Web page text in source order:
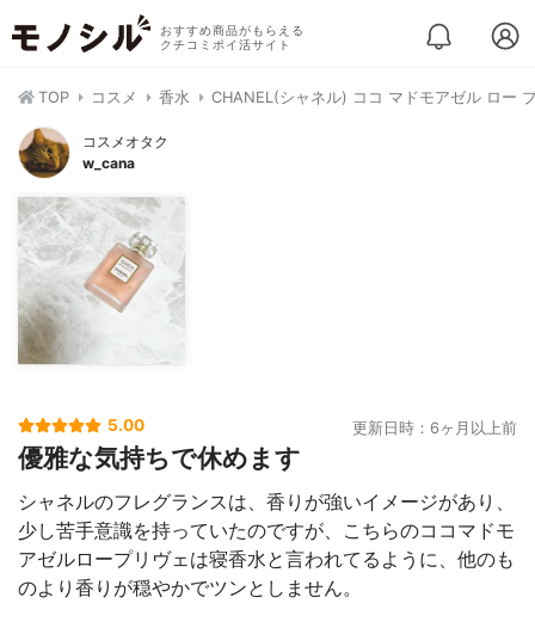
おすすめ商品がもらえる
クチコミポイ活サイト
TOP コスメ 香水 CHANEL(シャネル) ココ マドモアゼル ロー
コスメオタク
w_cana
5.00 更新日時：6ヶ月以上前
優雅な気持ちで休めます
シャネルのフレグランスは、香りが強いイメージがあり、
少し苦手意識を持っていたのですが、こちらのココマドモ
アゼルロープリヴェは寝香水と言われてるように、他のも
のより香りが穏やかでツンとしません。